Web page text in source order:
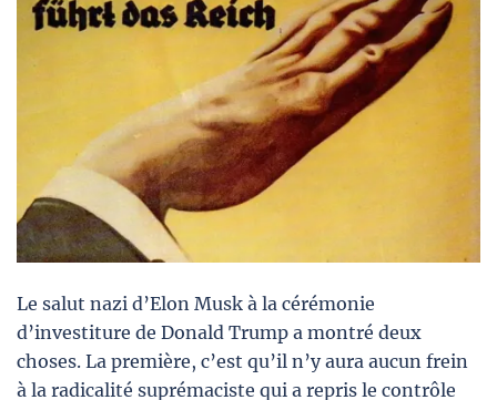
Le salut nazi d’Elon Musk à la cérémonie
d’investiture de Donald Trump a montré deux
choses. La première, c’est qu’il n’y aura aucun frein
à la radicalité suprémaciste qui a repris le contrôle